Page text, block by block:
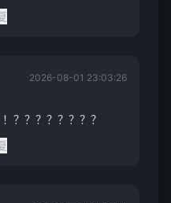
2026-08-01 23:03:26
？？？？？？？？